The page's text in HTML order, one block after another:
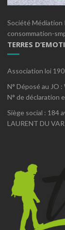
Société Médiation
consommation-
TERRES
Association loi
N° Déposé au JO
N° de déclaration
Siège social : 184
LAURENT DU VAR